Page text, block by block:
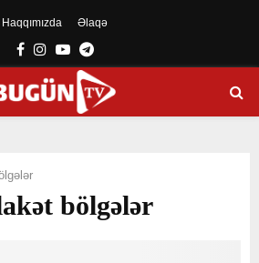
Haqqımızda Əlaqə
Facebook
Instagram
YoutubeTelegram
bölgələr